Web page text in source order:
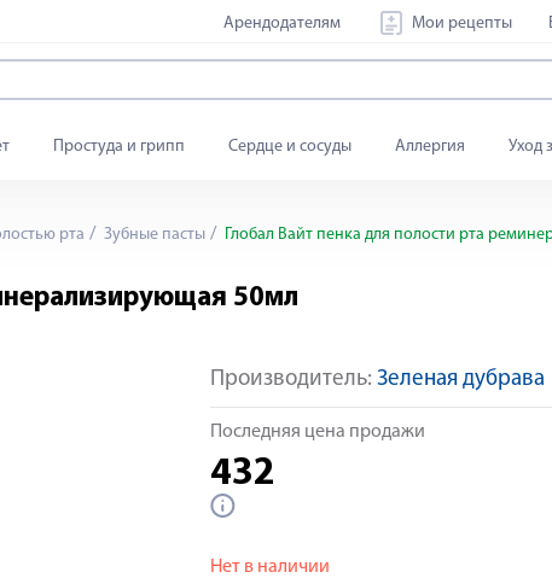
Арендодателям Мои рецепты
Простуда и грипп Сердце и сосуды Аллергия Уход
рта Зубные пасты Глобал Вайт пенка для полости рта
50мл
Производитель: Зеленая дубрава
Последняя цена продажи
432
Нет в наличии